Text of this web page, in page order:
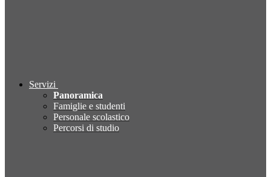
Servizi
Panoramica
Famiglie e studenti
Personale scolastico
Percorsi di studio